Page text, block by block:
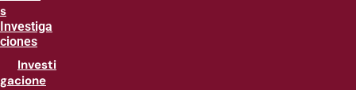
s
Investiga
ciones
Investi
gacione